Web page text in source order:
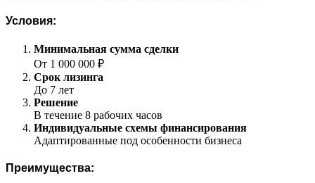
Условия:
Минимальная сумма сделки
От 1 000 000 ₽
Срок лизинга
До 7 лет
Решение
В течение 8 рабочих часов
Индивидуальные схемы финансирования
Адаптированные под особенности бизнеса
Преимущества: